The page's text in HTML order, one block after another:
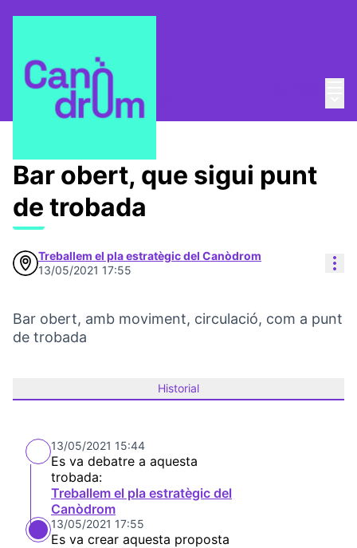
Pla Estratègic Propostes
Bar obert, que sigui punt
de trobada
Treballem el pla estratègic del Canòdrom
13/05/2021 17:55
Bar obert, amb moviment, circulació, com a punt
de trobada
Historial
13/05/2021 15:44
Es va debatre a aquesta
trobada:
Treballem el pla estratègic del
Canòdrom
13/05/2021 17:55
Es va crear aquesta proposta